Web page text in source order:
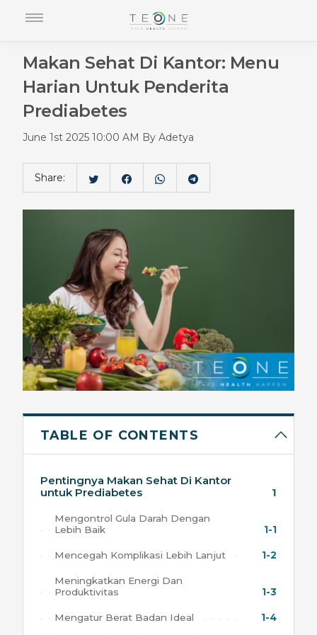
Makan Sehat Di Kantor: Menu
Harian Untuk Penderita
Prediabetes
June 1st 2025 10:00 AM By Adetya
Share:
TABLE OF CONTENTS
Pentingnya Makan Sehat Di Kantor
untuk Prediabetes
1
Mengontrol Gula Darah Dengan
Lebih Baik
1-1
Mencegah Komplikasi Lebih Lanjut 1-2
Meningkatkan Energi Dan
Produktivitas
1-3
Mengatur Berat Badan Ideal 1-4